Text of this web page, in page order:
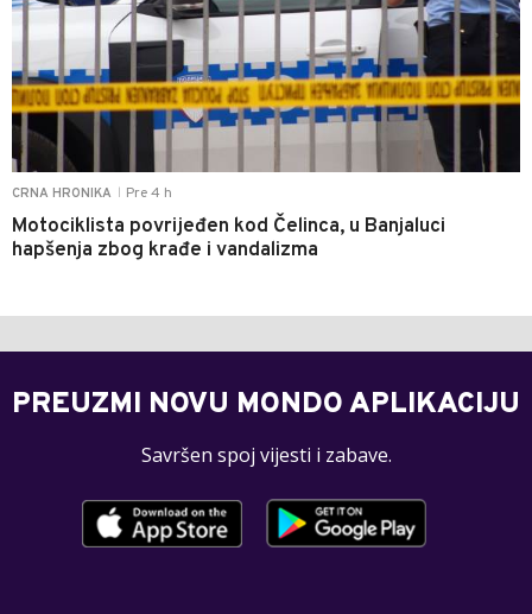
CRNA HRONIKA Pre 4 h
Motociklista povrijeđen kod Čelinca, u Banjaluci
hapšenja zbog krađe i vandalizma
PREUZMI NOVU MONDO APLIKACIJU
Savršen spoj vijesti i zabave.